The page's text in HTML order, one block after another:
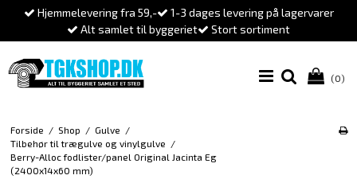
Hjemmelevering fra 59,-
1-3 dages levering på lagervarer
Alt samlet til byggeriet
Stort sortiment
(0)
Forside / Shop / Gulve /
Tilbehør til trægulve og vinylgulve /
Berry-Alloc fodlister/panel Original Jacinta Eg
(2400x14x60 mm)